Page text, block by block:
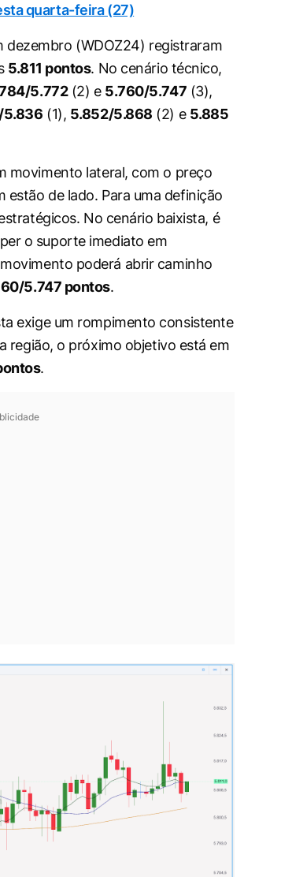
quarta-feira (27)
(WDOZ24) registraram
5.811 pontos. No cenário técnico,
5.772(2) e 5.760/5.747 (3),
5.836 (1), 5.852/5.868 (2) e 5.885
movimento lateral, com o preço
estão de lado. Para uma definição
No cenário baixista, é
o suporte imediato em
poderá abrir caminho
5.747 pontos.
exige um rompimento consistente
região, o próximo objetivo está em
.